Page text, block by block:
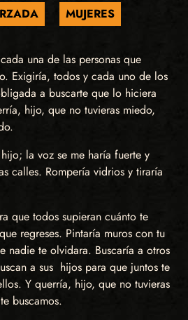
MUJERES
una de las personas que
Exigiría, todos y cada uno de los
a buscarte que lo hiciera
hijo, que no tuvieras miedo,
la voz se me haría fuerte y
calles. Rompería vidrios y tiraría
que todos supieran cuánto te
regreses. Pintaría muros con tu
nadie te olvidara. Buscaría a otros
a sus hijos para que juntos te
Y querría, hijo, que no tuvieras
buscamos.